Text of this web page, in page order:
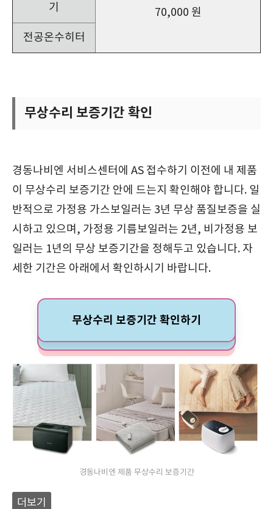
기
70,000 원
전공온수히터
무상수리 보증기간 확인
경동나비엔 서비스센터에 AS 접수하기 이전에 내 제품
이 무상수리 보증기간 안에 드는지 확인해야 합니다. 일
반적으로 가정용 가스보일러는 3년 무상 품질보증을 실
시하고 있으며, 가정용 기름보일러는 2년, 비가정용 보
일러는 1년의 무상 보증기간을 정해두고 있습니다. 자
세한 기간은 아래에서 확인하시기 바랍니다.
무상수리 보증기간 확인하기
경동나비엔 제품 무상수리 보증기간
더보기